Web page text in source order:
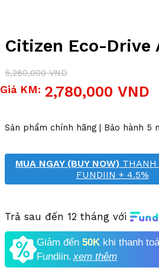
Citizen Eco-Drive
5,280,000VND
Giá
2,780,000 VND
Giá
2,780,000 VND.
Giá KM:
Sản phẩm chính hãng | Bảo hành 5
MUA NGAY (BUY NOW) THANH
FUNDIIN + 4.5%
Trả sau đến 12 tháng với
Giảm đến 50K khi thanh
Fundiin. xem thêm